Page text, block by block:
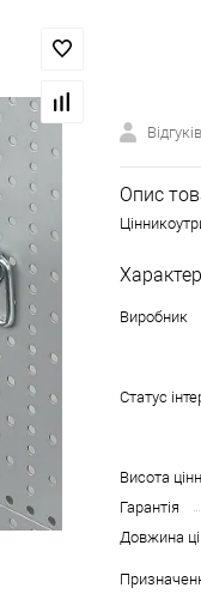
Опис
Виробник
Статус
Висота
Гарантія
Довжина